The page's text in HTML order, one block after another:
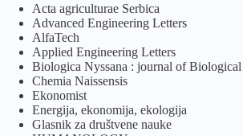
Acta agriculturae Serbica
Advanced Engineering Letters
AlfaTech
Applied Engineering Letters
Biologica Nyssana : journal of Biological
Chemia Naissensis
Ekonomist
Energija, ekonomija, ekologija
Glasnik za društvene nauke